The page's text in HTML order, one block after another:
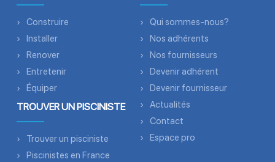
Construire
Installer
Renover
Entretenir
Équiper
TROUVER UN PISCINISTE
Trouver un pisciniste
Piscinistes en France
Qui sommes-nous?
Nos adhérents
Nos fournisseurs
Devenir adhérent
Devenir fournisseur
Actualités
Contact
Espace pro